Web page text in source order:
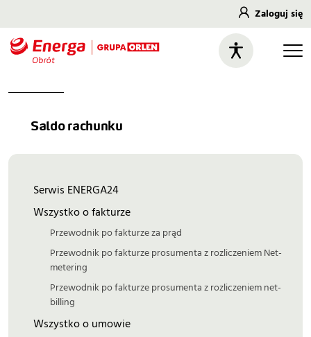
Zaloguj się
Saldo rachunku
Serwis ENERGA24
Wszystko o fakturze
Przewodnik po fakturze za prąd
Przewodnik po fakturze prosumenta z rozliczeniem Net-
metering
Przewodnik po fakturze prosumenta z rozliczeniem net-
billing
Wszystko o umowie